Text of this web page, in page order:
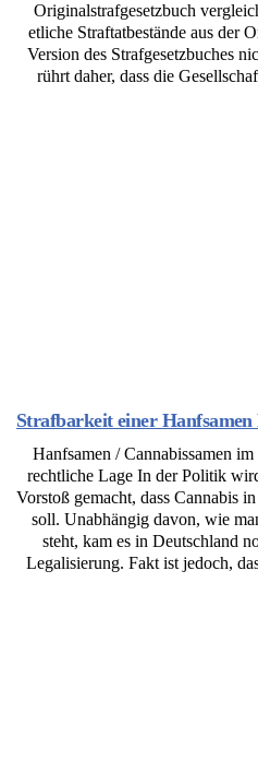
Originalstrafgesetzbuch
etliche Straftatbestände aus der
Version des Strafgesetzbuches
rührt daher, dass die
Strafbarkeit einer Hanfsamen
Hanfsamen / Cannabissamen
rechtliche Lage In der Politik
Vorstoß gemacht, dass Cannabis
soll. Unabhängig davon, wie
steht, kam es in Deutschland
Legalisierung. Fakt ist jedoch,